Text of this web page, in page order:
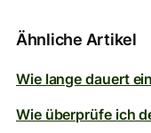
Ähnliche Artikel
Wie lange dauert
Wie überprüfe ich